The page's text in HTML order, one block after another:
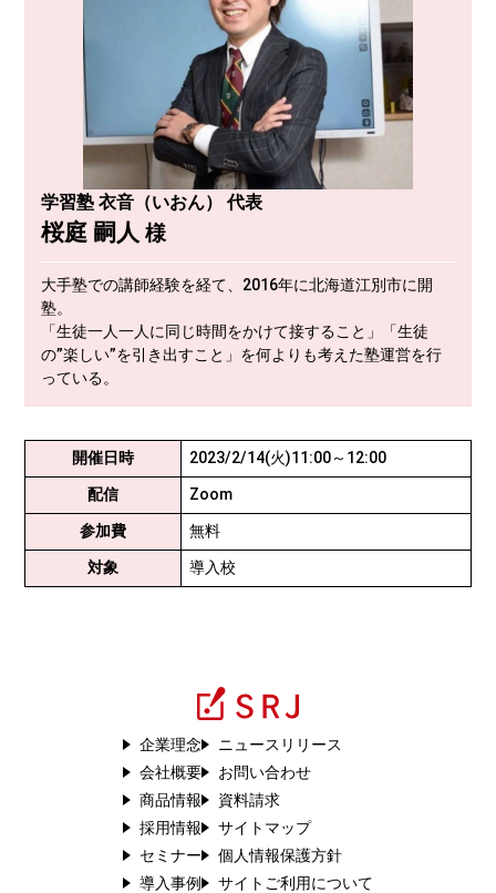
学習塾 衣音（いおん） 代表
桜庭 嗣人 様
大手塾での講師経験を経て、2016年に北海道江別市に開
塾。
「生徒一人一人に同じ時間をかけて接すること」「生徒
の”楽しい”を引き出すこと」を何よりも考えた塾運営を行
っている。
開催日時 2023/2/14(火)11:00～12:00
配信 Zoom
参加費 無料
対象 導入校
企業理念
会社概要
商品情報
採用情報
セミナー
導入事例
ニュースリリース
お問い合わせ
資料請求
サイトマップ
個人情報保護方針
サイトご利用について